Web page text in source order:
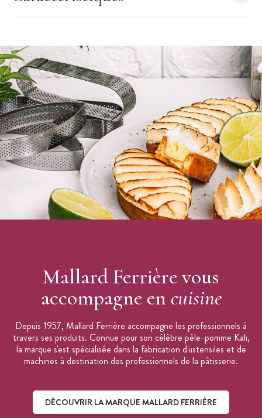
Mallard Ferrière vous
accompagne en cuisine
Depuis 1957, Mallard Ferrière accompagne les professionnels à
travers ses produits. Connue pour son célèbre pèle-pomme Kali,
la marque s'est spécialisée dans la fabrication d'ustensiles et de
machines à destination des professionnels de la pâtisserie.
DÉCOUVRIR LA MARQUE MALLARD FERRIÈRE